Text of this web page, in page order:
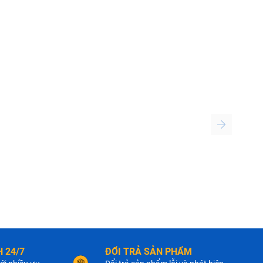
24/7 ĐỔI TRẢ SẢN PHẨM